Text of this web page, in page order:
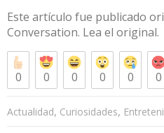
Este artículo fue publicado
Conversation. Lea el original.
0 0 0 0 0 0
Actualidad, Curiosidades,